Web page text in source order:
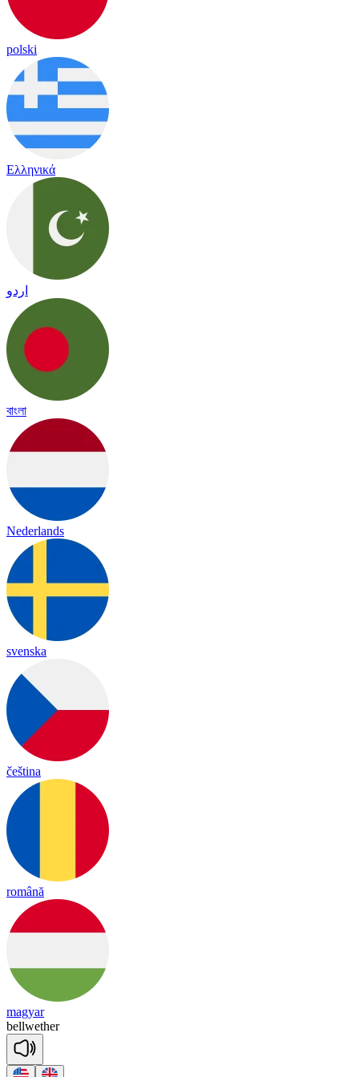
polski
Ελληνικά
اردو
বাংলা
Nederlands
svenska
čeština
română
magyar
bellwether